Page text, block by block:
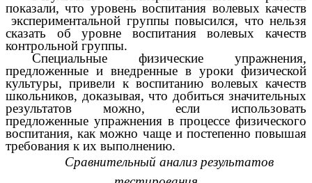
показали, что уровень воспитания волевых качеств
экспериментальной группы повысился, что нельзя
сказать об уровне воспитания волевых качеств
контрольной группы.
Специальные физические упражнения,
предложенные и внедренные в уроки физической
культуры, привели к воспитанию волевых качеств
школьников, доказывая, что добиться значительных
результатов можно, если использовать
предложенные упражнения в процессе физического
воспитания, как можно чаще и постепенно повышая
требования к их выполнению.
Сравнительный анализ результатов